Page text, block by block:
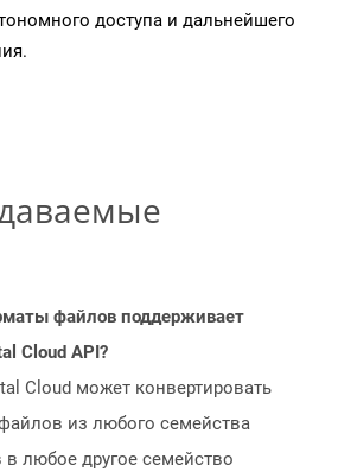
доступа и дальнейшего
файлов поддерживает
Cloud API?
Cloud может конвертировать
из любого семейства
в любое другое семейство